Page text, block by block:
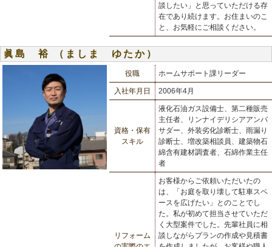
談したい」と思っていただける存
在であり続けます。お住まいのこ
と、お気軽にご相談ください。
眞島 裕 （ましま ゆたか）
役職 ホームサポート課リーダー
入社年月日 2006年4月
資格・保有
スキル
液化石油ガス設備士、第二種販売
主任者、リンナイデリシアアンバ
サダー、外装劣化診断士、雨漏り
診断士、増改築相談員、建築物石
綿含有建材調査者、石綿作業主任
者
リフォーム
お客様からご依頼いただいたの
は、「お庭を取り壊して駐車スペ
ースを広げたい」とのことでし
た。私が初めて担当させていただ
く大型案件でした。先輩社員に相
談しながらプランの作成や見積書